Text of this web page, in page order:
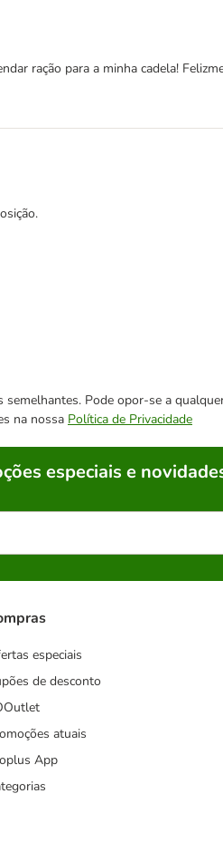
ração para a minha cadela!
Pode opor-se a
na nossa Política de Privacidade
especiais e
especiais
de desconto
atuais
App